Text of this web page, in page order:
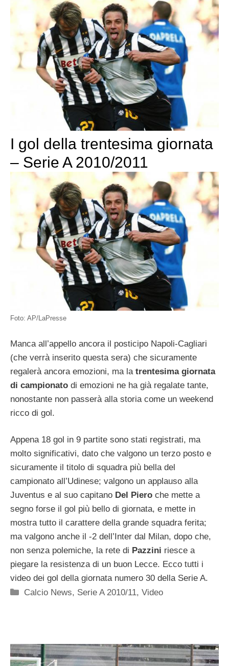
I gol della trentesima giornata
– Serie A 2010/2011
Foto: AP/LaPresse
Manca all’appello ancora il posticipo Napoli-Cagliari
(che verrà inserito questa sera) che sicuramente
regalerà ancora emozioni, ma la trentesima giornata
di campionato di emozioni ne ha già regalate tante,
nonostante non passerà alla storia come un weekend
ricco di gol.
Appena 18 gol in 9 partite sono stati registrati, ma
molto significativi, dato che valgono un terzo posto e
sicuramente il titolo di squadra più bella del
campionato all’Udinese; valgono un applauso alla
Juventus e al suo capitano Del Piero che mette a
segno forse il gol più bello di giornata, e mette in
mostra tutto il carattere della grande squadra ferita;
ma valgono anche il -2 dell’Inter dal Milan, dopo che,
non senza polemiche, la rete di Pazzini riesce a
piegare la resistenza di un buon Lecce. Ecco tutti i
video dei gol della giornata numero 30 della Serie A.
Categorie
Calcio News, Serie A 2010/11,Video